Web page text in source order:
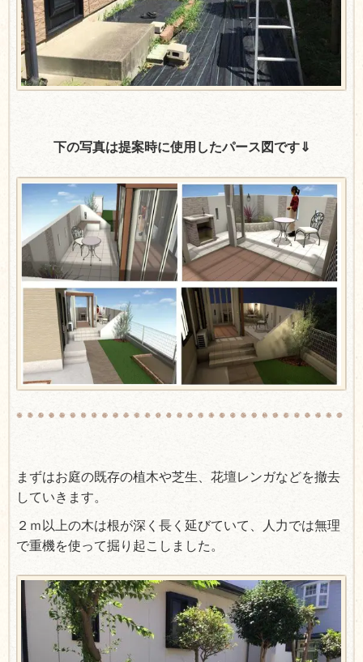
下の写真は提案時に使用したパース図です⇓
まずはお庭の既存の植木や芝生、花壇レンガなどを撤去
していきます。
２ｍ以上の木は根が深く長く延びていて、人力では無理
で重機を使って掘り起こしました。